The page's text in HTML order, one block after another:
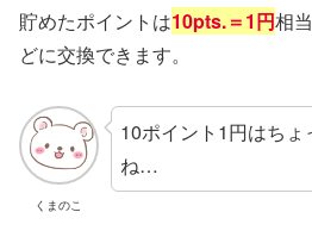
貯めたポイントは10pts.＝1円相
どに交換できます。
くまのこ
10ポイント1円はち
ね…